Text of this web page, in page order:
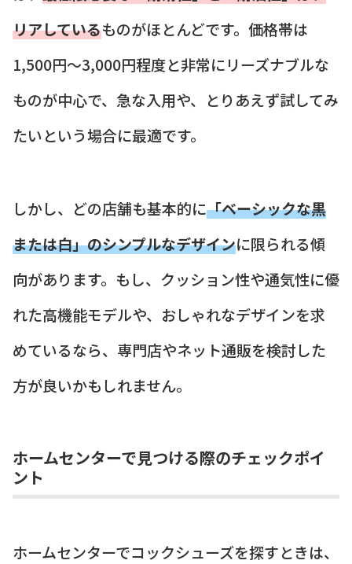
リアしているものがほとんどです。価格帯は
1,500円～3,000円程度と非常にリーズナブルな
ものが中心で、急な入用や、とりあえず試してみ
たいという場合に最適です。
しかし、どの店舗も基本的に「ベーシックな黒
または白」のシンプルなデザインに限られる傾
向があります。もし、クッション性や通気性に優
れた高機能モデルや、おしゃれなデザインを求
めているなら、専門店やネット通販を検討した
方が良いかもしれません。
ホームセンターで見つける際のチェックポイ
ント
ホームセンターでコックシューズを探すときは、